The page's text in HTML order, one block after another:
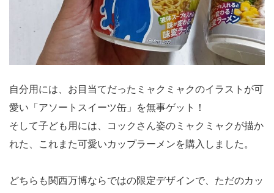
自分用には、お目当てだったミャクミャクのイラストが可
愛い「アソートスイーツ缶」を無事ゲット！
そして子ども用には、コックさん姿のミャクミャクが描か
れた、これまた可愛いカップラーメンを購入しました。
どちらも関西万博ならではの限定デザインで、ただのカッ